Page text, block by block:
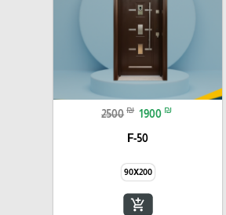
2500 ₪ 1900 ₪
F-50
90X200
add_shopping_cart